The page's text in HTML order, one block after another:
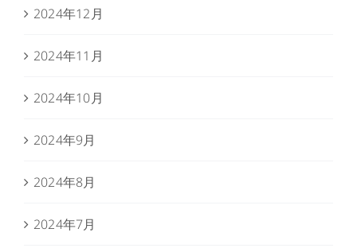
2024年12月
2024年11月
2024年10月
2024年9月
2024年8月
2024年7月